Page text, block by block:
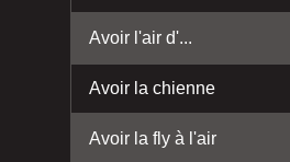
Avoir l'air d'...
Avoir la chienne
Avoir la fly à l'air